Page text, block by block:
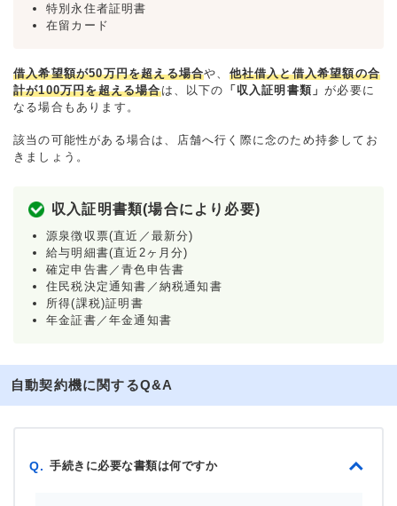
特別永住者証明書
在留カード
借入希望額が50万円を超える場合や、 他社借入と借入希望額の合
計が100万円を超える場合は、以下の 「収入証明書類」が必要に
なる場合もあります。
該当の可能性がある場合は、店舗へ行く際に念のため持参してお
きましょう。
収入証明書類(場合により必要)
源泉徴収票(直近／最新分)
給与明細書(直近2ヶ月分)
確定申告書／青色申告書
住民税決定通知書／納税通知書
所得(課税)証明書
年金証書／年金通知書
自動契約機に関するQ&A
Q. 手続きに必要な書類は何ですか